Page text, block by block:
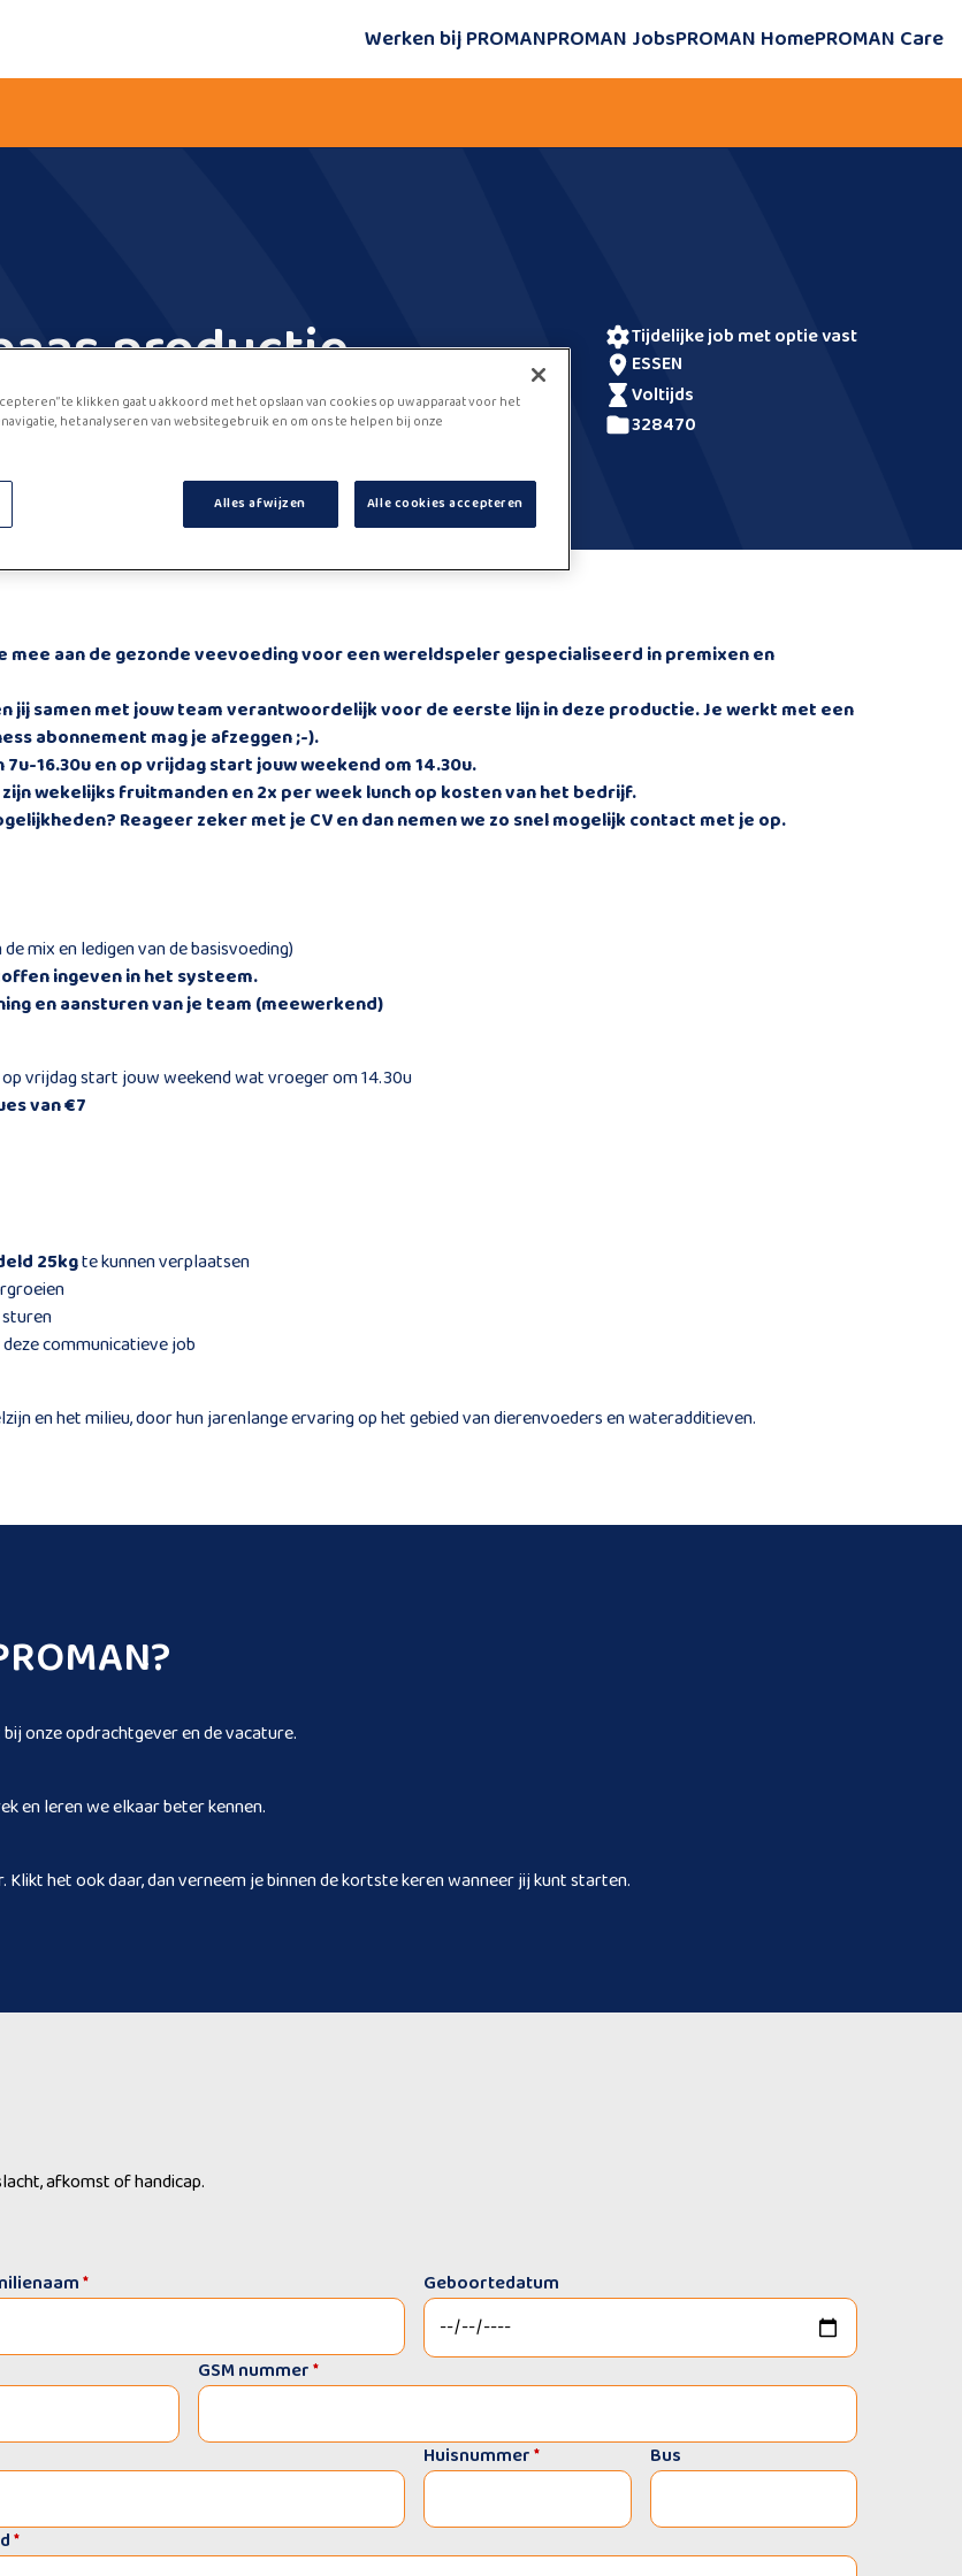
Werken bij PROMANPROMAN JobsPROMAN HomePROMAN Care
productie
tijdelijke job met optie vast
ESSEN
voltijds
328470
mee aan de gezonde veevoeding voor een wereldspeler gespecialiseerd in premixen en
jij samen met jouw team verantwoordelijk voor de eerste lijn in deze productie.Je werkt met een
abonnement mag je afzeggen ;-).
16.30uen opvrijdagstart jouw weekend om14.30u.
wekelijksfruitmandenen 2x per weeklunchop kosten van het bedrijf.
Reageer zeker met je CV en dan nemen we zo snel mogelijk contact met je op.
mix en ledigen van de basisvoeding)
ingeven in het systeem.
en aansturen van je team (meewerkend)
vrijdag start jouw weekend wat vroeger om 14.30u
van €7
25kgte kunnen verplaatsen
communicatieve job
en het milieu, door hun jarenlange ervaring op het gebied van dierenvoeders en wateradditieven.
onze opdrachtgever en de vacature.
en leren we elkaar beter kennen.
het ook daar, dan verneem je binnen de kortste keren wanneer jij kunt starten.
afkomst of handicap.
* Geboortedatum
GSM nummer*
Huisnummer* Bus
*
te klikken gaat u akkoord met het opslaan van cookies op uw apparaat voor het
het analyseren van websitegebruik en om ons te helpen bij onze
Alles afwijzen Alle cookies accepteren